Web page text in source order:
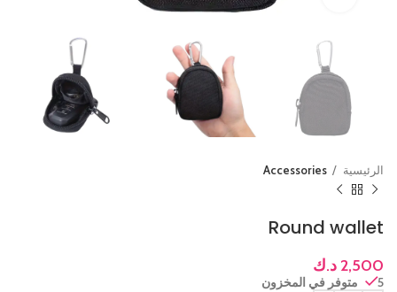
الرئيسية Accessories
Round wallet
2,500 د.ك
5 متوفر في المخزون